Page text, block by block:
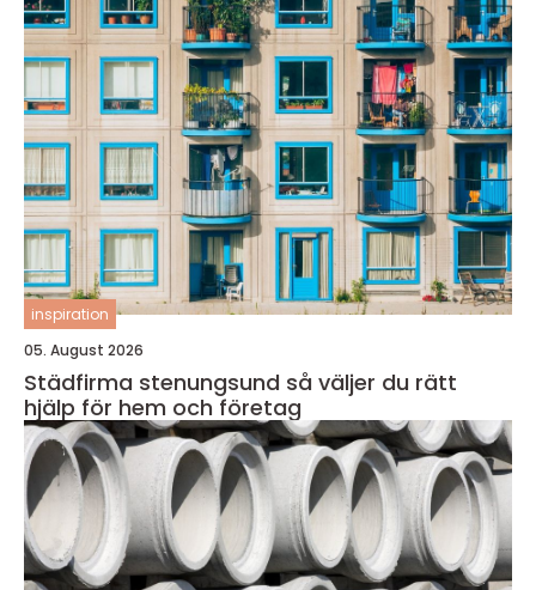
inspiration
05. August 2026
Städfirma stenungsund så väljer du rätt
hjälp för hem och företag